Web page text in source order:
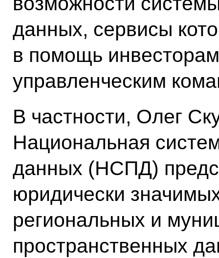
данных, сервисы
в помощь
управленческим
В частности, Олег
Национальная
данных (НСПД)
юридически
региональных и
пространственных